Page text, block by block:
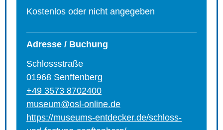
Kostenlos oder nicht angegeben
Adresse / Buchung
Schlossstraße
01968 Senftenberg
+49 3573 8702400
museum@osl-online.de
https://museums-entdecker.de/schloss-